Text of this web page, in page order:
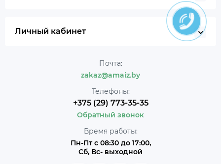
Личный кабинет
Почта:
zakaz@amaiz.by
Телефоны:
+375 (29) 773-35-35
Обратный звонок
Время работы:
Пн-Пт с 08:30 до 17:00,
Сб, Вс- выходной